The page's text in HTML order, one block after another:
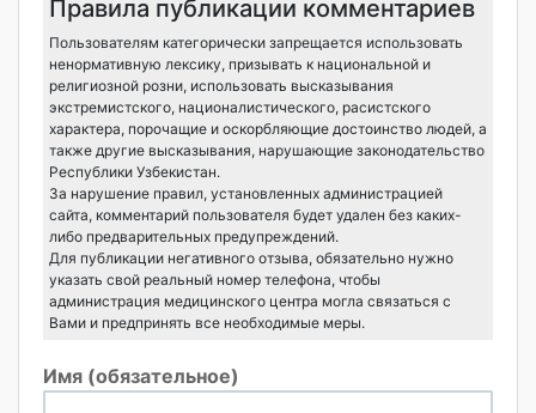
Правила публикации комментариев
Пользователям категорически запрещается использовать
ненормативную лексику, призывать к национальной и
религиозной розни, использовать высказывания
экстремистского, националистического, расистского
характера, порочащие и оскорбляющие достоинство людей, а
также другие высказывания, нарушающие законодательство
Республики Узбекистан.
За нарушение правил, установленных администрацией
сайта, комментарий пользователя будет удален без каких-
либо предварительных предупреждений.
Для публикации негативного отзыва, обязательно нужно
указать свой реальный номер телефона, чтобы
администрация медицинского центра могла связаться с
Вами и предпринять все необходимые меры.
Имя (обязательное)